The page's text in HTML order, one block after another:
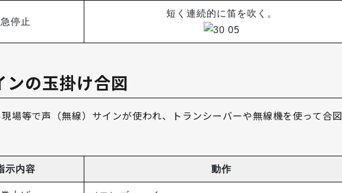
急停止
短く連続的に笛を吹く。
ンの玉掛け合図
場等で声（無線）サインが使われ、トランシーバーや無線機を使って合図
示内容 動作